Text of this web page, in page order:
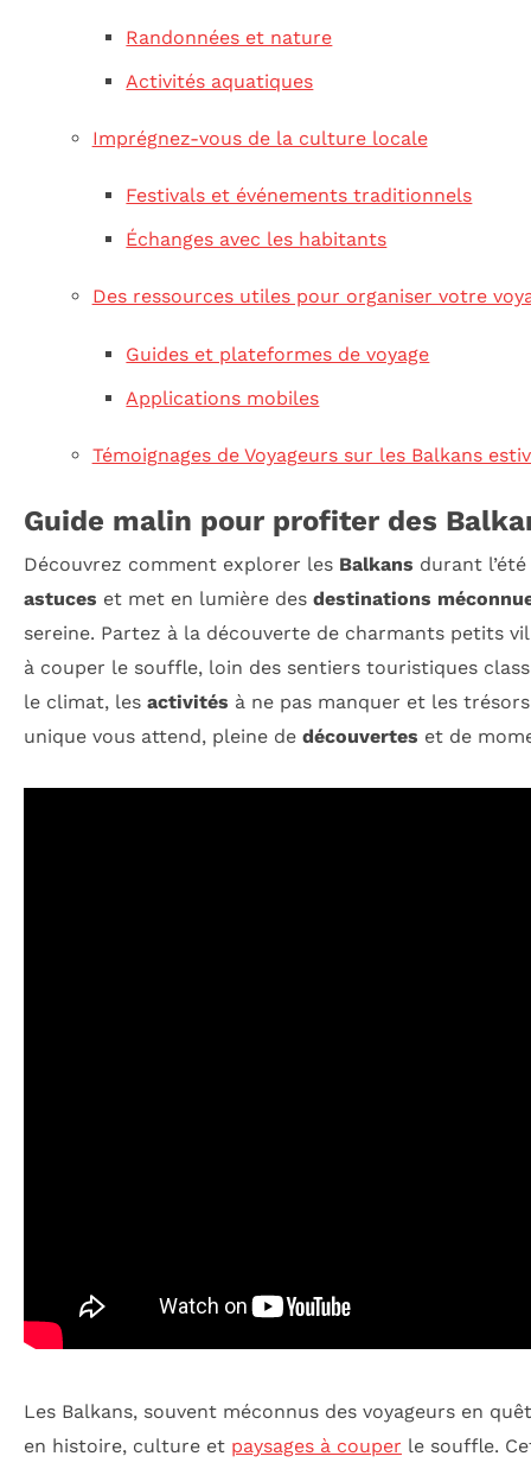
Randonnées et nature
Activités aquatiques
Imprégnez-vous de la culture locale
Festivals et événements traditionnels
Échanges avec les habitants
Des ressources utiles pour organiser votre
Guides et plateformes de voyage
Applications mobiles
Témoignages de Voyageurs sur les Balkans
Guide malin pour profiter des
Découvrez comment explorer les Balkans durant
astuces et met en lumière des destinations
sereine. Partez à la découverte de charmants petits
à couper le souffle, loin des sentiers touristiques
le climat, les activités à ne pas manquer et les
unique vous attend, pleine de découvertes et de
Les Balkans, souvent méconnus des voyageurs en
en histoire, culture et paysages à couper le souffle.